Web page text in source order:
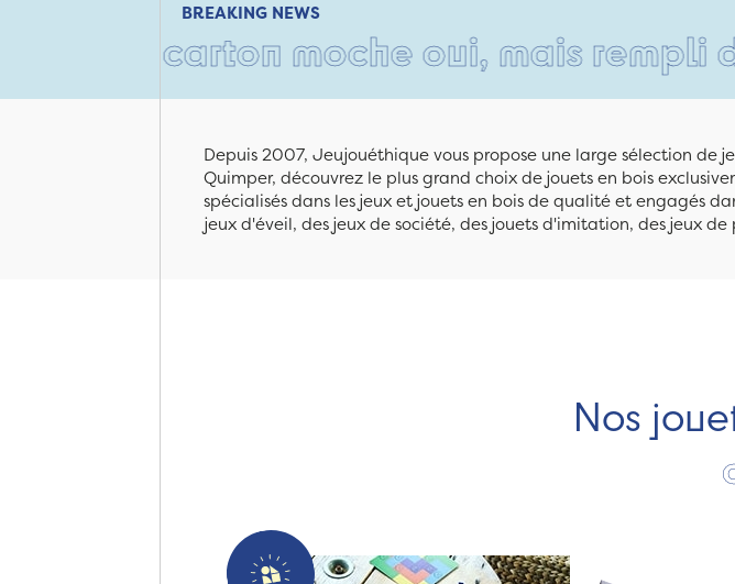
BREAKING NEWS
carton moche oui, mais rempli
Depuis 2007, Jeujouéthique vous propose une large sélection de
Quimper, découvrez le plus grand choix de jouets en bois
spécialisés dans les jeux et jouets en bois de qualité et engagés
jeux d'éveil, des jeux de société, des jouets d'imitation, des jeux
Nos